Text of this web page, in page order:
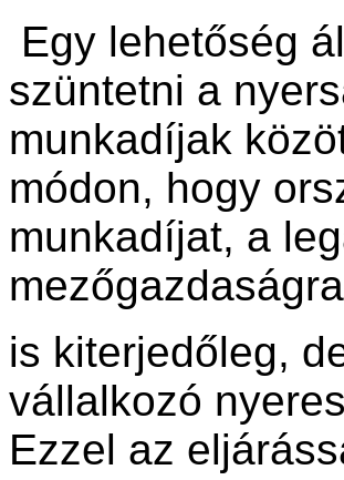
Egy lehetőség
szüntetni a
munkadíjak
módon, hogy
munkadíjat, a
mezőgazdaságra
is kiterjedőleg,
vállalkozó
Ezzel az